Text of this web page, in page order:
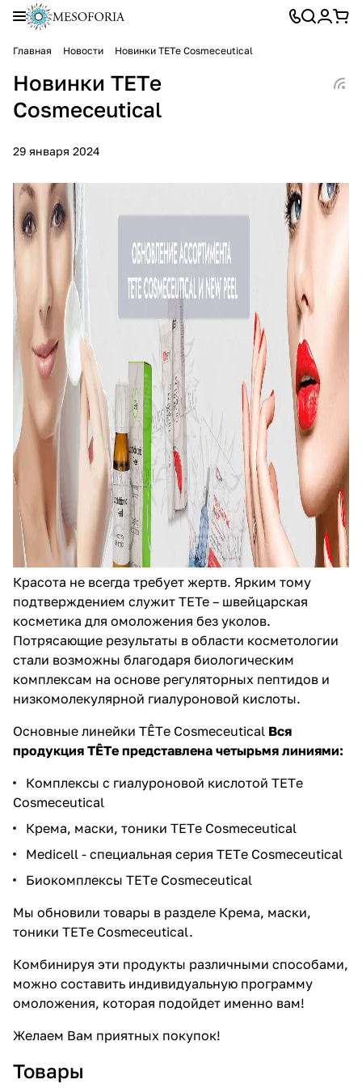
Главная Новости Новинки TETе Cosmeceutical
Новинки TETе
Cosmeceutical
29 января 2024
Красота не всегда требует жертв. Ярким тому
подтверждением служит TETe – швейцарская
косметика для омоложения без уколов.
Потрясающие результаты в области косметологии
стали возможны благодаря биологическим
комплексам на основе регуляторных пептидов и
низкомолекулярной гиалуроновой кислоты.
Основные линейки TÊTе Cosmeceutical Вся
продукция TÊTе представлена четырьмя линиями:
Комплексы с гиалуроновой кислотой TETе
Cosmeceutical
Крема, маски, тоники TETе Cosmeceutical
Medicell - специальная серия TETе Cosmeceutical
Биокомплексы TETе Cosmeceutical
Мы обновили товары в разделе Крема, маски,
тоники TETе Cosmeceutical.
Комбинируя эти продукты различными способами,
можно составить индивидуальную программу
омоложения, которая подойдет именно вам!
Желаем Вам приятных покупок!
Товары